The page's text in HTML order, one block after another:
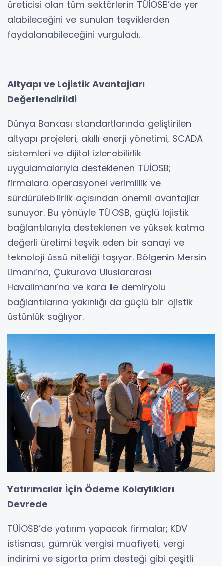
üreticisi olan tüm sektörlerin TÜİOSB’de yer
alabileceğini ve sunulan teşviklerden
faydalanabileceğini vurguladı.
Altyapı ve Lojistik Avantajları
Değerlendirildi
Dünya Bankası standartlarında geliştirilen
altyapı projeleri, akıllı enerji yönetimi, SCADA
sistemleri ve dijital izlenebilirlik
uygulamalarıyla desteklenen TÜİOSB;
firmalara operasyonel verimlilik ve
sürdürülebilirlik açısından önemli avantajlar
sunuyor. Bu yönüyle TÜİOSB, güçlü lojistik
bağlantılarıyla desteklenen ve yüksek katma
değerli üretimi teşvik eden bir sanayi ve
teknoloji üssü niteliği taşıyor. Bölgenin Mersin
Limanı’na, Çukurova Uluslararası
Havalimanı’na ve kara ile demiryolu
bağlantılarına yakınlığı da güçlü bir lojistik
üstünlük sağlıyor.
Yatırımcılar İçin Ödeme Kolaylıkları
Devrede
TÜİOSB’de yatırım yapacak firmalar; KDV
istisnası, gümrük vergisi muafiyeti, vergi
indirimi ve sigorta prim desteği gibi çeşitli